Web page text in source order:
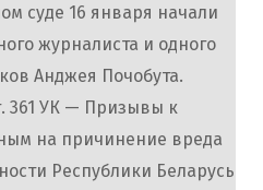
суде 16 января начали
журналиста и одного
Анджея Почобута.
361 УК — Призывы к
на причинение вреда
Республики Беларусь